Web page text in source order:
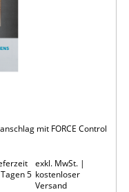
mit FORCE Control
5
exkl. MwSt. |
kostenloser
Versand